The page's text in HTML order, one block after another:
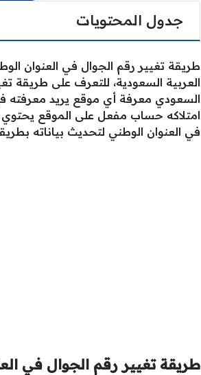
جدول المحتويات
طريقة تغيير رقم الجوال في العنوان
العربية السعودية، للتعرف على طريقة
السعودي معرفة أي موقع يريد معرفته
امتلاكه حساب مفعل على الموقع يحتوي
في العنوان الوطني لتحديث بياناته
طريقة تغيير رقم الجوال في